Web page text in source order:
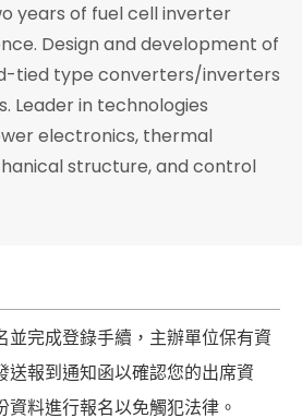
years of fuel cell inverter
Design and development of
tied type converters/inverters
Leader in technologies
electronics, thermal
structure, and control
並完成登錄手續，主辦單位保有資
送報到通知函以確認您的出席資
料進行報名以免觸犯法律。